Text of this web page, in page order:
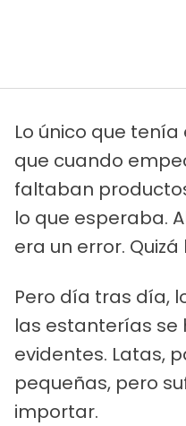
Lo único que
que cuando
faltaban
lo que esperaba.
era un error.
Pero día tras día,
las estanterías se
evidentes. Latas,
pequeñas, pero
importar.